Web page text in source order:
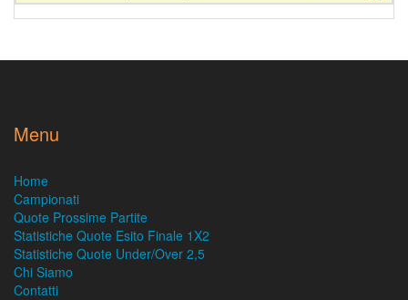
Menu
Home
Campionati
Quote Prossime Partite
Statistiche Quote Esito Finale 1X2
Statistiche Quote Under/Over 2,5
Chi Siamo
Contatti